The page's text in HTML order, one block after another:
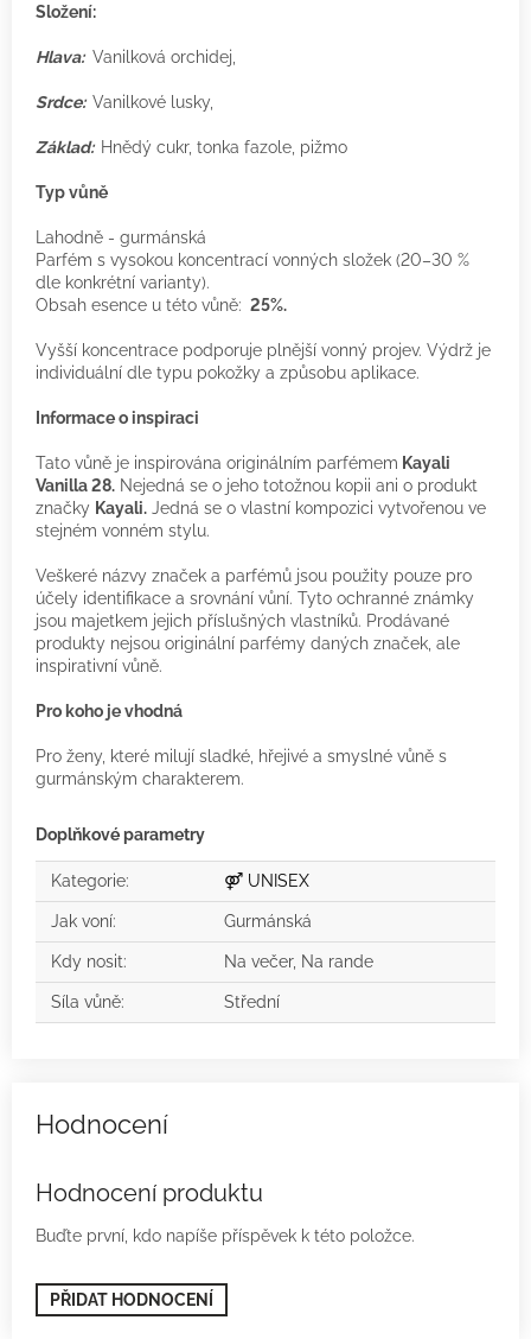
Složení:
Hlava: Vanilková orchidej,
Srdce: Vanilkové lusky,
Základ: Hnědý cukr, tonka fazole, pižmo
Typ vůně
Lahodně - gurmánská
Parfém s vysokou koncentrací vonných složek (20–30 %
dle konkrétní varianty).
Obsah esence u této vůně: 25%.
Vyšší koncentrace podporuje plnější vonný projev. Výdrž je
individuální dle typu pokožky a způsobu aplikace.
Informace o inspiraci
Tato vůně je inspirována originálním parfémem Kayali
Vanilla 28. Nejedná se o jeho totožnou kopii ani o produkt
značky Kayali. Jedná se o vlastní kompozici vytvořenou ve
stejném vonném stylu.
Veškeré názvy značek a parfémů jsou použity pouze pro
účely identifikace a srovnání vůní. Tyto ochranné známky
jsou majetkem jejich příslušných vlastníků. Prodávané
produkty nejsou originální parfémy daných značek, ale
inspirativní vůně.
Pro koho je vhodná
Pro ženy, které milují sladké, hřejivé a smyslné vůně s
gurmánským charakterem.
Doplňkové parametry
Kategorie: ⚤ UNISEX
Jak voní: Gurmánská
Kdy nosit: Na večer, Na rande
Síla vůně: Střední
Hodnocení produktu
Buďte první, kdo napíše příspěvek k této položce.
PŘIDAT HODNOCENÍ